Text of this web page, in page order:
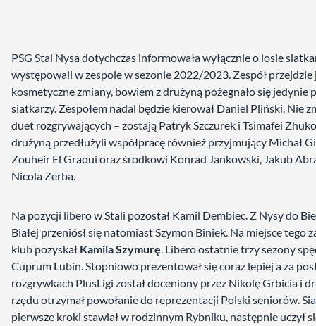
PSG Stal Nysa dotychczas informowała wyłącznie o losie
występowali w zespole w sezonie 2022/2023. Zespół przejdzie
kosmetyczne zmiany, bowiem z drużyną pożegnało się jedynie
siatkarzy. Zespołem nadal będzie kierował Daniel Pliński. Nie
duet rozgrywających – zostają Patryk Szczurek i Tsimafei
drużyną przedłużyli współpracę również przyjmujący Michał
Zouheir El Graoui oraz środkowi Konrad Jankowski, Jakub
Nicola Zerba.
Na pozycji libero w Stali pozostał Kamil Dembiec. Z Nysy do
Białej przeniósł się natomiast Szymon Biniek. Na miejsce tego
klub pozyskał Kamila Szymurę. Libero ostatnie trzy sezony
Cuprum Lubin. Stopniowo prezentował się coraz lepiej a za
rozgrywkach PlusLigi został doceniony przez Nikolę Grbicia i
rzędu otrzymał powołanie do reprezentacji Polski seniorów.
pierwsze kroki stawiał w rodzinnym Rybniku, następnie uczył